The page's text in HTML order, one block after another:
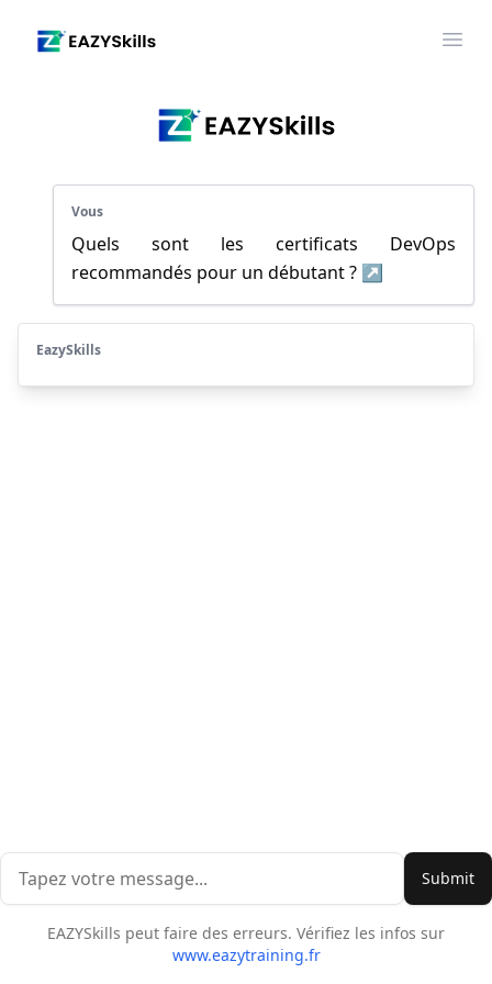
Vous
Quels sont les certificats DevOps
recommandés pour un débutant ? ↗
EazySkills
Submit
EAZYSkills peut faire des erreurs. Vérifiez les infos sur
www.eazytraining.fr